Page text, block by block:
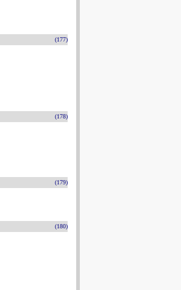
(177)
(178)
(179)
(180)